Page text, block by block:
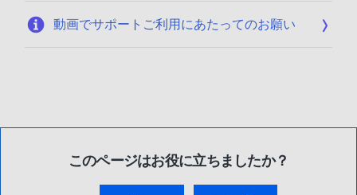
動画でサポートご利用にあたってのお願い
このページはお役に立ちましたか？